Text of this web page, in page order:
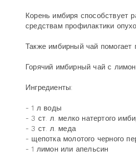
Корень имбиря способствует
средствам профилактики
Также имбирный чай помогает
Горячий имбирный чай с
Ингредиенты:
- 1 л воды
- 3 ст. л. мелко натертого
- 3 ст. л. меда
- щепотка молотого черного
- 1 лимон или апельсин